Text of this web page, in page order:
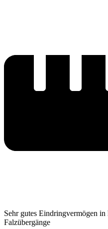
Sehr gutes Eindringvermögen
Falzübergänge